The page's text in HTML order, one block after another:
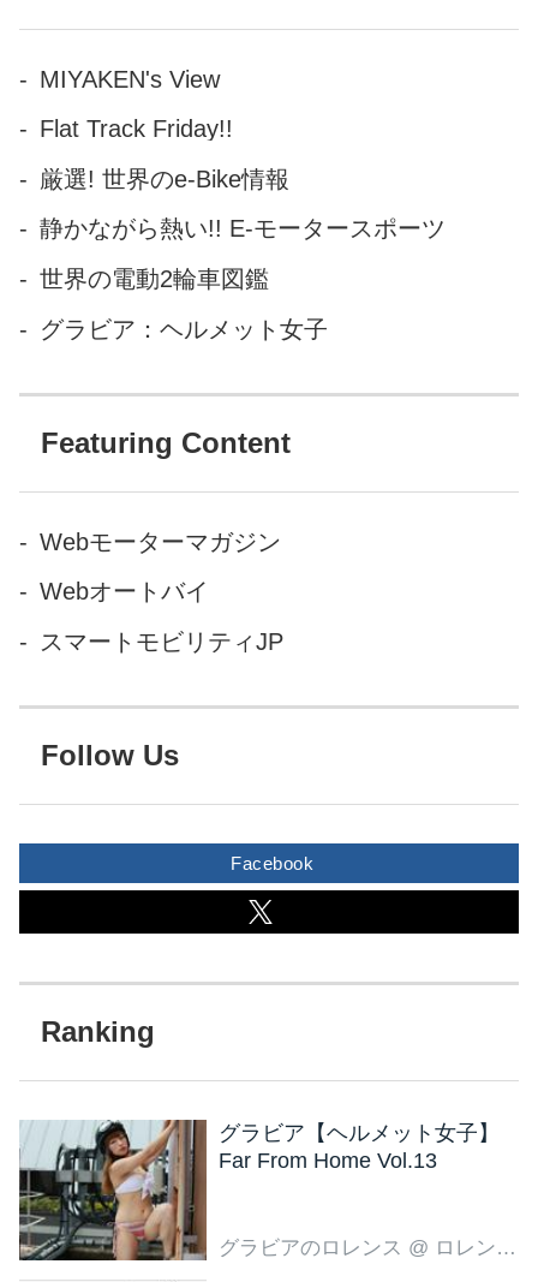
MIYAKEN's View
Flat Track Friday!!
厳選! 世界のe-Bike情報
静かながら熱い!! E-モータースポーツ
世界の電動2輪車図鑑
グラビア：ヘルメット女子
Featuring Content
Webモーターマガジン
Webオートバイ
スマートモビリティJP
Follow Us
Facebook
グラビア【ヘルメット女子】
Far From Home Vol.13
グラビアのロレンス @ ロレンス編集部